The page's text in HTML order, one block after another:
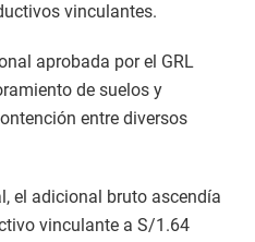
vinculantes.
aprobada por el GRL
de suelos y
entre diversos
el adicional bruto ascendía
vinculante a S/1.64